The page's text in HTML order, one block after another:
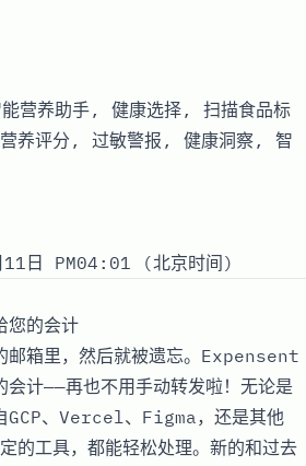
营养助手, 健康选择, 扫描食品标
养评分, 过敏警报, 健康洞察, 智
11日 PM04:01 (北京时间)
您的会计
邮箱里，然后就被遗忘。Expensent
会计——再也不用手动转发啦！无论是
GCP、Vercel、Figma，还是其他
的工具，都能轻松处理。新的和过去